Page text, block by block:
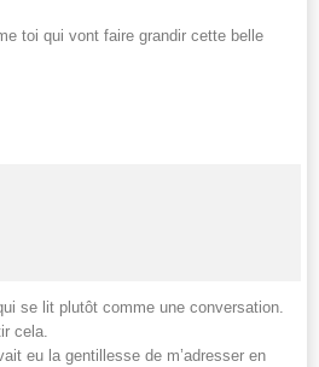
toi qui vont faire grandir cette belle
se lit plutôt comme une conversation.
cela.
eu la gentillesse de m’adresser en